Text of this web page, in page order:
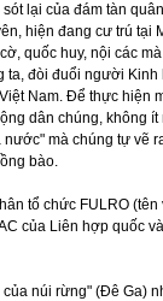
lại của đám tàn
hiện đang cư trú tại
quốc huy, nội các
đòi đuổi người
Nam. Để thực hiện
dân chúng, không
mà chúng tự vẽ
bào.
tổ chức FULRO
của Liên hợp quốc
núi rừng" (Đê Ga)